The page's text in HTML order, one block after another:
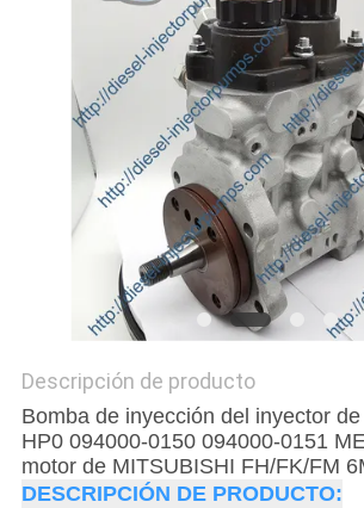
SITIO
POLÍTICA
PRIVACIDAD
Descripción de producto
Bomba de inyección del inyector
HP0 094000-0150 094000-0151
motor de MITSUBISHI FH/FK/FM
DESCRIPCIÓN DE PRODUCTO: